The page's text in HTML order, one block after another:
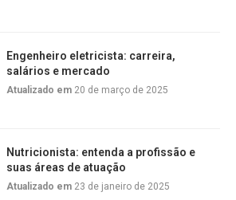
Engenheiro eletricista: carreira,
salários e mercado
Atualizado em 20 de março de 2025
Nutricionista: entenda a profissão e
suas áreas de atuação
Atualizado em 23 de janeiro de 2025